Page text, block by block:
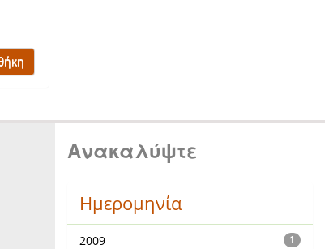
Ανακαλύψτε
Ημερομηνία
1
2009